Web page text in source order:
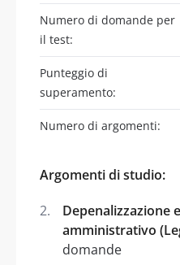
Numero di domande per
il test:
Punteggio di
superamento:
Numero di argomenti:
Argomenti di studio:
Depenalizzazione
amministrativo
domande